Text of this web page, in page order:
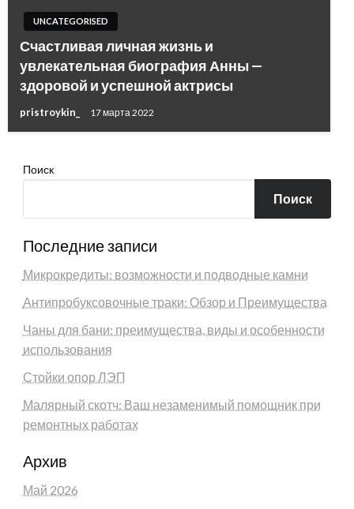
UNCATEGORISED
Счастливая личная жизнь и
увлекательная биография Анны —
здоровой и успешной актрисы
pristroykin_ 17 марта 2022
Поиск
Поиск
Последние записи
Микрокредиты: возможности и подводные камни
Антипробуксовочные траки: Обзор и Преимущества
Чаны для бани: преимущества, виды и особенности
использования
Стойки опор ЛЭП
Малярный скотч: Ваш незаменимый помощник при
ремонтных работах
Архив
Май 2026